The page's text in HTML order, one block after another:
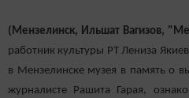
(Мензелинск, Ильшат Вагизов,
работник культуры РТ Лениза
в Мензелинске музея в память о
журналисте Рашита Гарая,